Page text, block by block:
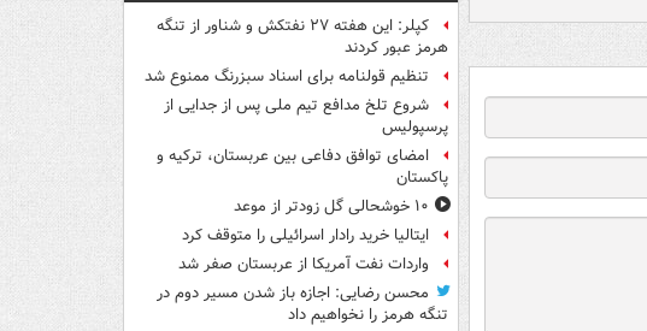
کپلر: این هفته ۲۷ نفتکش و شناور از تنگه
هرمز عبور کردند
تنظیم قولنامه برای اسناد سبزرنگ ممنوع شد
شروع تلخ مدافع تیم ملی پس از جدایی از
پرسپولیس
امضای توافق دفاعی بین عربستان، ترکیه و
پاکستان
۱۰ خوشحالی گل زودتر از موعد
ایتالیا خرید رادار اسرائیلی را متوقف کرد
واردات نفت آمریکا از عربستان صفر شد
محسن رضایی: اجازه باز شدن مسیر دوم در
تنگه هرمز را نخواهیم داد